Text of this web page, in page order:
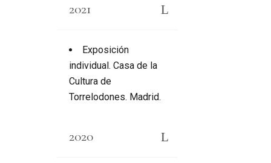
2021
Exposición
individual. Casa de la
Cultura de
Torrelodones. Madrid.
2020